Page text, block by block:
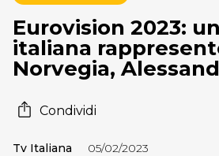
Eurovision 2023:
italiana
Norvegia,
Condividi
Tv Italiana 05/02/2023